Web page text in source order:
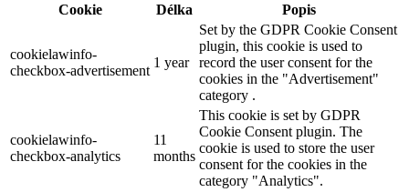
Cookie
Délka Popis
cookielawinfo-
checkbox-advertisement
1 year
Set by the GDPR Cookie Consent
plugin, this cookie is used to
record the user consent for the
cookies in the "Advertisement"
category .
cookielawinfo-
checkbox-analytics
11
months
This cookie is set by GDPR
Cookie Consent plugin. The
cookie is used to store the user
consent for the cookies in the
category "Analytics".